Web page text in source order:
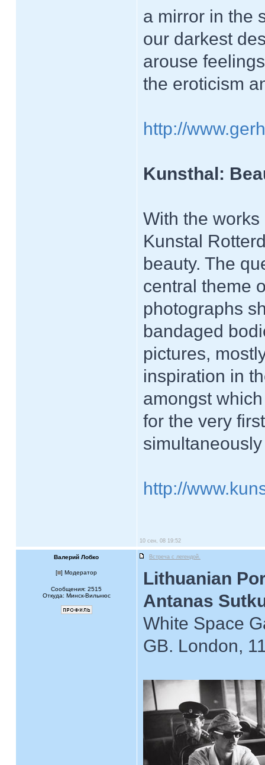
a mirror in the
our darkest
arouse
the eroticism
http://
Kunsthal:
With the
Kunstal
beauty. The
central theme
photographs
bandaged
pictures,
inspiration in
amongst
for the very
http://
10 сен, 08 19:52
Валерий Лобко Встреча с легендой.
[ ] Модератор
Сообщения: 2515
Откуда: Минск-Вильнюс
Lithuanian
Antanas
White Space
GB. London,